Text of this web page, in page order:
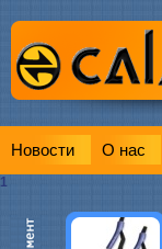
Новости О нас
1